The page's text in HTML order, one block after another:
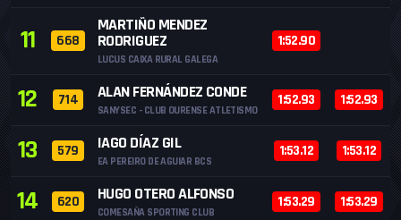
11 668
MARTIÑO MENDEZ
RODRIGUEZ
LUCUS CAIXA RURAL GALEGA
1:52.90
12 714 ALAN FERNÁNDEZ CONDE
SANYSEC - CLUB OURENSE ATLETISMO
1:52.93 1:52.93
13 579 IAGO DÍAZ GIL
EA PEREIRO DE AGUIAR BCS
1:53.12 1:53.12
14 620 HUGO OTERO ALFONSO
COMESAÑA SPORTING CLUB
1:53.29 1:53.29